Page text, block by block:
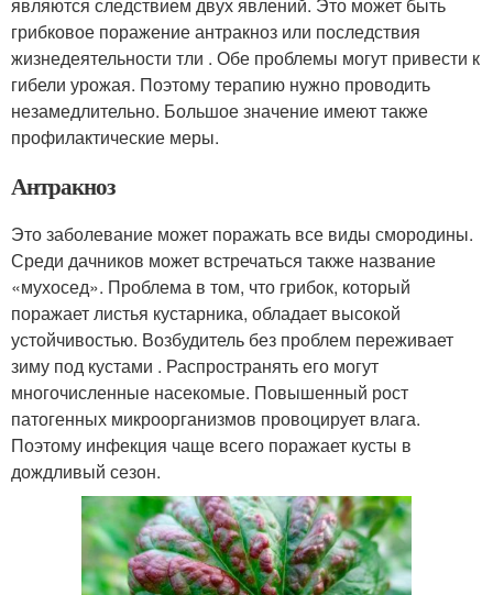
грибковое поражение антракноз или последствия
жизнедеятельности тли . Обе проблемы могут привести к
гибели урожая. Поэтому терапию нужно проводить
незамедлительно. Большое значение имеют также
профилактические меры.
Антракноз
Это заболевание может поражать все виды смородины.
Среди дачников может встречаться также название
«мухосед». Проблема в том, что грибок, который
поражает листья кустарника, обладает высокой
устойчивостью. Возбудитель без проблем переживает
зиму под кустами . Распространять его могут
многочисленные насекомые. Повышенный рост
патогенных микроорганизмов провоцирует влага.
Поэтому инфекция чаще всего поражает кусты в
дождливый сезон.